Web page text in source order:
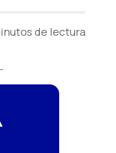
de lectura